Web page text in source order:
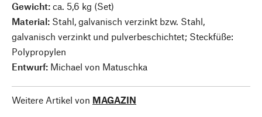
Gewicht: ca. 5,6 kg (Set)
Material: Stahl, galvanisch verzinkt bzw. Stahl,
galvanisch verzinkt und pulverbeschichtet; Steckfüße:
Polypropylen
Entwurf: Michael von Matuschka
Weitere Artikel von MAGAZIN